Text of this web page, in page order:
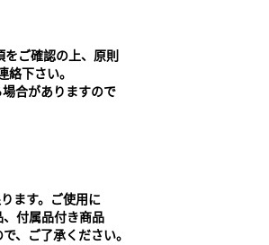
ご確認の上、原則
絡下さい。
合がありますので
ます。ご使用に
付属品付き商品
、ご了承ください。